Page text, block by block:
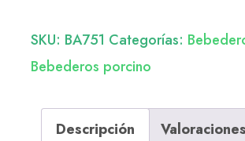
SKU: BA751 Categorías:
Bebederos porcino
Descripción